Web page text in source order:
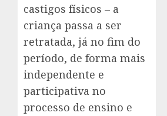
castigos físicos – a
criança passa a ser
retratada, já no fim do
período, de forma mais
independente e
participativa no
processo de ensino e